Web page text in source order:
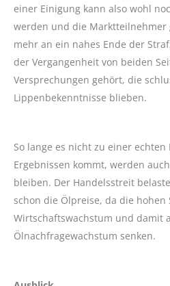
einer Einigung kann also wohl
werden und die
mehr an ein nahes Ende der
der Vergangenheit von beiden
Versprechungen gehört, die
Lippenbekenntnisse blieben.
So lange es nicht zu einer
Ergebnissen kommt, werden
bleiben. Der Handelsstreit
schon die Ölpreise, da die hohen
Wirtschaftswachstum und damit
Ölnachfragewachstum senken.